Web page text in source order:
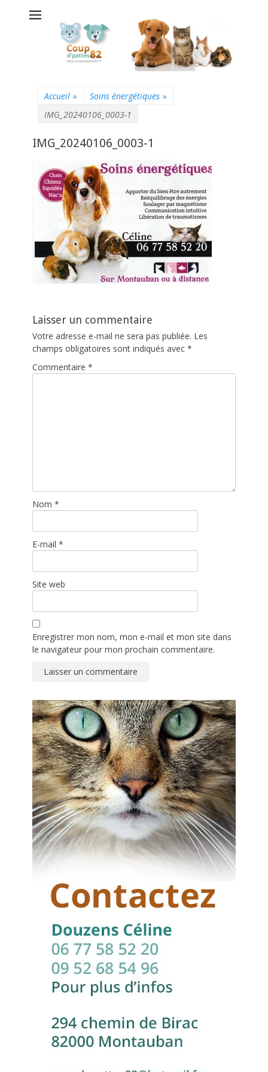
Coup d'pattes 82 -
Pension chats
chiens
Montauban
Accueil » Soins énergétiques »
IMG_20240106_0003-1
IMG_20240106_0003-1
Laisser un commentaire
Votre adresse e-mail ne sera pas publiée. Les
champs obligatoires sont indiqués avec *
Commentaire *
Nom *
E-mail *
Site web
Enregistrer mon nom, mon e-mail et mon site dans
le navigateur pour mon prochain commentaire.